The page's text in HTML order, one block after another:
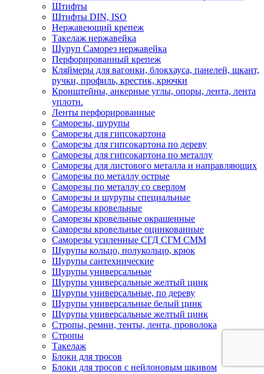
Штифты
Штифты DIN, ISO
Нержавеющий крепеж
Такелаж нержавейка
Шуруп Саморез нержавейка
Перфорированный крепеж
Кляймеры для вагонки, блокхауса, панелей, шкант,
ручки, профиль, крестик, крючки
Кронштейны, анкерные углы, опоры, лента, лента
уплотн.
Ленты перфорированные
Саморезы, шурупы
Саморезы для гипсокартона
Саморезы для гипсокартона по дереву
Саморезы для гипсокартона по металлу
Саморезы для листового металла и направляющих
Саморезы по металлу острые
Саморезы по металлу со сверлом
Саморезы и шурупы специальные
Саморезы кровельные
Саморезы кровельные окрашенные
Саморезы кровельные оцинкованные
Саморезы усиленные СГД СГМ СММ
Шурупы кольцо, полукольцо, крюк
Шурупы сантехнические
Шурупы универсальные
Шурупы универсальные желтый цинк
Шурупы универсальные, по дереву
Шурупы универсальные белый цинк
Шурупы универсальные желтый цинк
Стропы, ремни, тенты, лента, проволока
Стропы
Такелаж
Блоки для тросов
Блоки для тросов с нейлоновым шкивом